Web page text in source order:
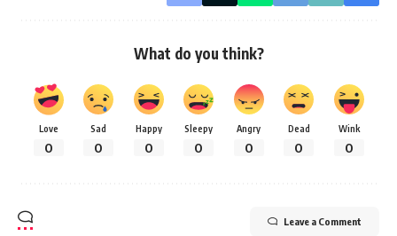
What do you think?
Love
0
Sad
0
Happy
0
Sleepy
0
Angry
0
Dead
0
Wink
0
Leave a Comment